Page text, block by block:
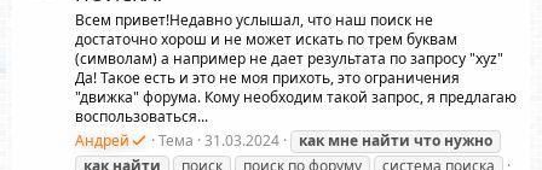
Всем привет!Недавно услышал, что наш поиск не
достаточно хорош и не может искать по трем буквам
(символам) а например не дает результата по запросу "xyz"
Да! Такое есть и это не моя прихоть, это ограничения
"движка" форума. Кому необходим такой запрос, я предлагаю
воспользоваться...
Андрей
Тема 31.03.2024 как мне найти что нужно
как найти поиск поиск по форуму
система поиска